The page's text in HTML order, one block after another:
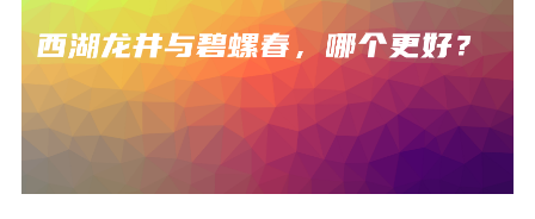
茶品
饮茶技巧
类别